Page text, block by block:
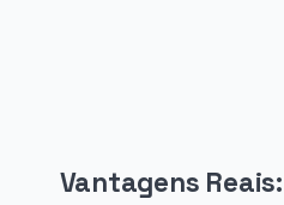
Vantagens Reais: